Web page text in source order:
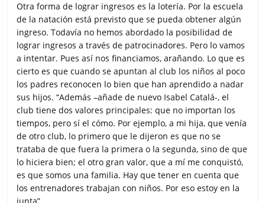
Otra forma de lograr ingresos es la lotería. Por la escuela
de la natación está previsto que se pueda obtener algún
ingreso. Todavía no hemos abordado la posibilidad de
lograr ingresos a través de patrocinadores. Pero lo vamos
a intentar. Pues así nos financiamos, arañando. Lo que es
cierto es que cuando se apuntan al club los niños al poco
los padres reconocen lo bien que han aprendido a nadar
sus hijos. “Además –añade de nuevo Isabel Catalá-, el
club tiene dos valores principales: que no importan los
tiempos, pero sí el cómo. Por ejemplo, a mi hija, que venía
de otro club, lo primero que le dijeron es que no se
trataba de que fuera la primera o la segunda, sino de que
lo hiciera bien; el otro gran valor, que a mí me conquistó,
es que somos una familia. Hay que tener en cuenta que
los entrenadores trabajan con niños. Por eso estoy en la